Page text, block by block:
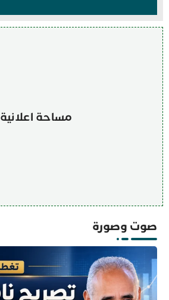
مساحة اعلانية
صوت وصورة